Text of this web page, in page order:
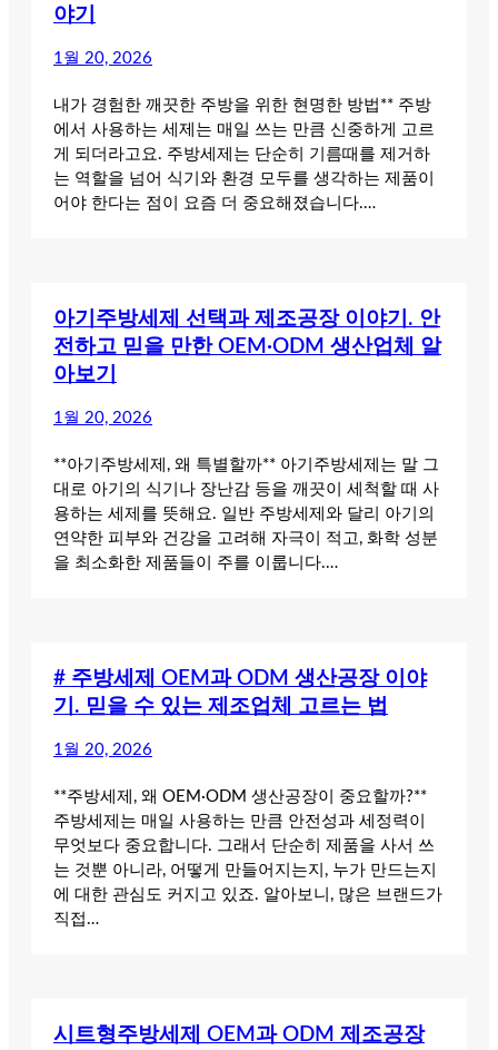
야기
1월 20, 2026
내가 경험한 깨끗한 주방을 위한 현명한 방법** 주방
에서 사용하는 세제는 매일 쓰는 만큼 신중하게 고르
게 되더라고요. 주방세제는 단순히 기름때를 제거하
는 역할을 넘어 식기와 환경 모두를 생각하는 제품이
어야 한다는 점이 요즘 더 중요해졌습니다.…
아기주방세제 선택과 제조공장 이야기. 안
전하고 믿을 만한 OEM·ODM 생산업체 알
아보기
1월 20, 2026
**아기주방세제, 왜 특별할까** 아기주방세제는 말 그
대로 아기의 식기나 장난감 등을 깨끗이 세척할 때 사
용하는 세제를 뜻해요. 일반 주방세제와 달리 아기의
연약한 피부와 건강을 고려해 자극이 적고, 화학 성분
을 최소화한 제품들이 주를 이룹니다.…
# 주방세제 OEM과 ODM 생산공장 이야
기. 믿을 수 있는 제조업체 고르는 법
1월 20, 2026
**주방세제, 왜 OEM·ODM 생산공장이 중요할까?**
주방세제는 매일 사용하는 만큼 안전성과 세정력이
무엇보다 중요합니다. 그래서 단순히 제품을 사서 쓰
는 것뿐 아니라, 어떻게 만들어지는지, 누가 만드는지
에 대한 관심도 커지고 있죠. 알아보니, 많은 브랜드가
직접…
시트형주방세제 OEM과 ODM 제조공장